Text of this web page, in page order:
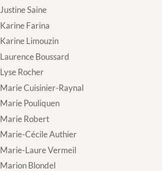
Justine Saine
Karine Farina
Karine Limouzin
Laurence Boussard
Lyse Rocher
Marie Cuisinier-Raynal
Marie Pouliquen
Marie Robert
Marie-Cécile Authier
Marie-Laure Vermeil
Marion Blondel